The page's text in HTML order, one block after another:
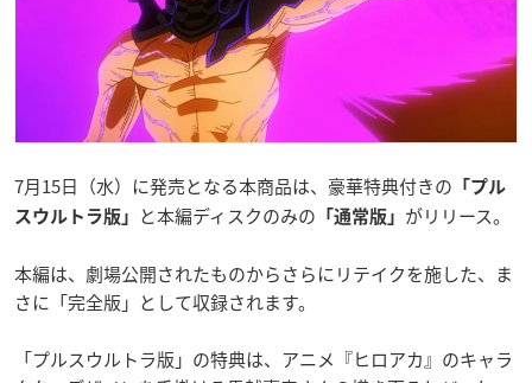
7月15日（水）に発売となる本商品は、豪華特典付きの 「プル
スウルトラ版」
と本編ディスクのみの 「通常版」 がリリース。
本編は、劇場公開されたものからさらにリテイクを施した、ま
さに「完全版」として収録されます。
「プルスウルトラ版」の特典は、アニメ『ヒロアカ』のキャラ